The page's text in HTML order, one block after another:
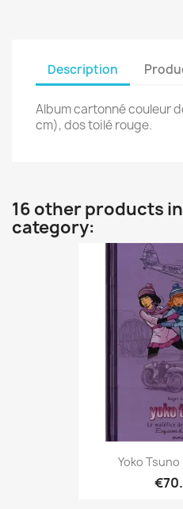
Description
Album cartonné couleur
cm), dos toilé rouge.
16 other products
category:
Yoko